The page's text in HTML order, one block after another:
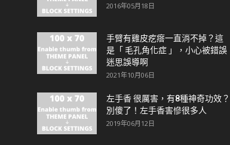
2016年05月18日
手臂有雞皮疙瘩一直消不掉？這
是「 毛孔角化症 」，小心被錯誤
迷思誤導啊
2021年10月06日
左手香 很厲害，有8種神奇功效？
別傻了！左手香害慘很多人
2019年06月12日